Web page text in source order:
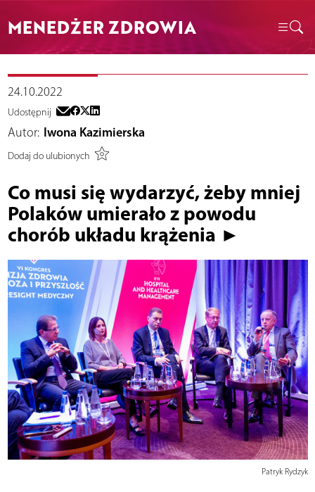
MENEDŻER ZDROWIA
24.10.2022
Udostępnij
Autor: Iwona Kazimierska
Dodaj do ulubionych
Co musi się wydarzyć, żeby mniej
Polaków umierało z powodu
chorób układu krążenia ►
Patryk Rydzyk